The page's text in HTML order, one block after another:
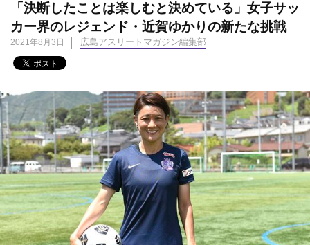
「決断したことは楽しむと決めている」女子サッ
カー界のレジェンド・近賀ゆかりの新たな挑戦
2021年8月3日 広島アスリートマガジン編集部